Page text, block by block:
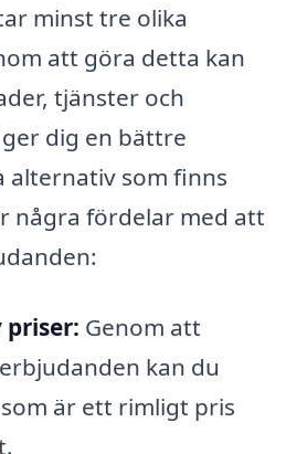
minst tre olika
att göra detta kan
tjänster och
dig en bättre
alternativ som finns
några fördelar med att
priser: Genom att
kan du
är ett rimligt pris